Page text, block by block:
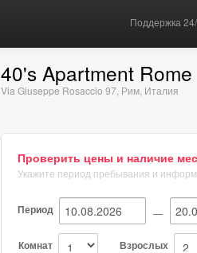
Поддержка
40's Apartment Rome
Via Giuseppe Rosaccio 97 Рим, Италия
Проверить цены и наличие
Укажите период пребывания и
Период —
Комнат Взрослых